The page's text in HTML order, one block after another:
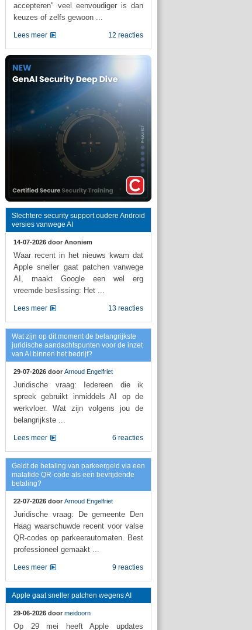
accepteren" veel eenvoudiger is dan
keuzes of zelfs gewoon ...
12 reacties
Lees meer
Slechtere security support oudere Android
versies vanwege AI
14-07-2026 door Anoniem
Waar recent in het nieuws kwam dat
Apple sneller gaat patchen vanwege
AI, maakt Google een wel erg
vreemde beslissing: Het ...
13 reacties
Lees meer
Wat zijn op dit moment de belangrijkste
juridische aandachtspunten voor de inzet
van AI binnen het bedrijf?
29-07-2026 door Arnoud Engelfriet
Juridische vraag: Iedereen die ik
spreek gebruikt inmiddels AI op de
werkvloer. Wat zijn volgens jou de
belangrijkste ...
6 reacties
Lees meer
Geldt de betaling van parkeergeld via een
malafide QR-code als een bevrijdende
betaling?
22-07-2026 door Arnoud Engelfriet
Juridische vraag: De gemeente Den
Haag waarschuwde recent voor valse
QR-codes op parkeerautomaten. Best
professioneel gemaakt ...
9 reacties
Lees meer
Apple gaat sneller patchen wegens AI
29-06-2026 door meidoorn
Op 29 mei heeft Apple updates